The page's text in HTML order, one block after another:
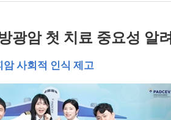
광암 첫 치료 중요성 알려
사회적 인식 제고